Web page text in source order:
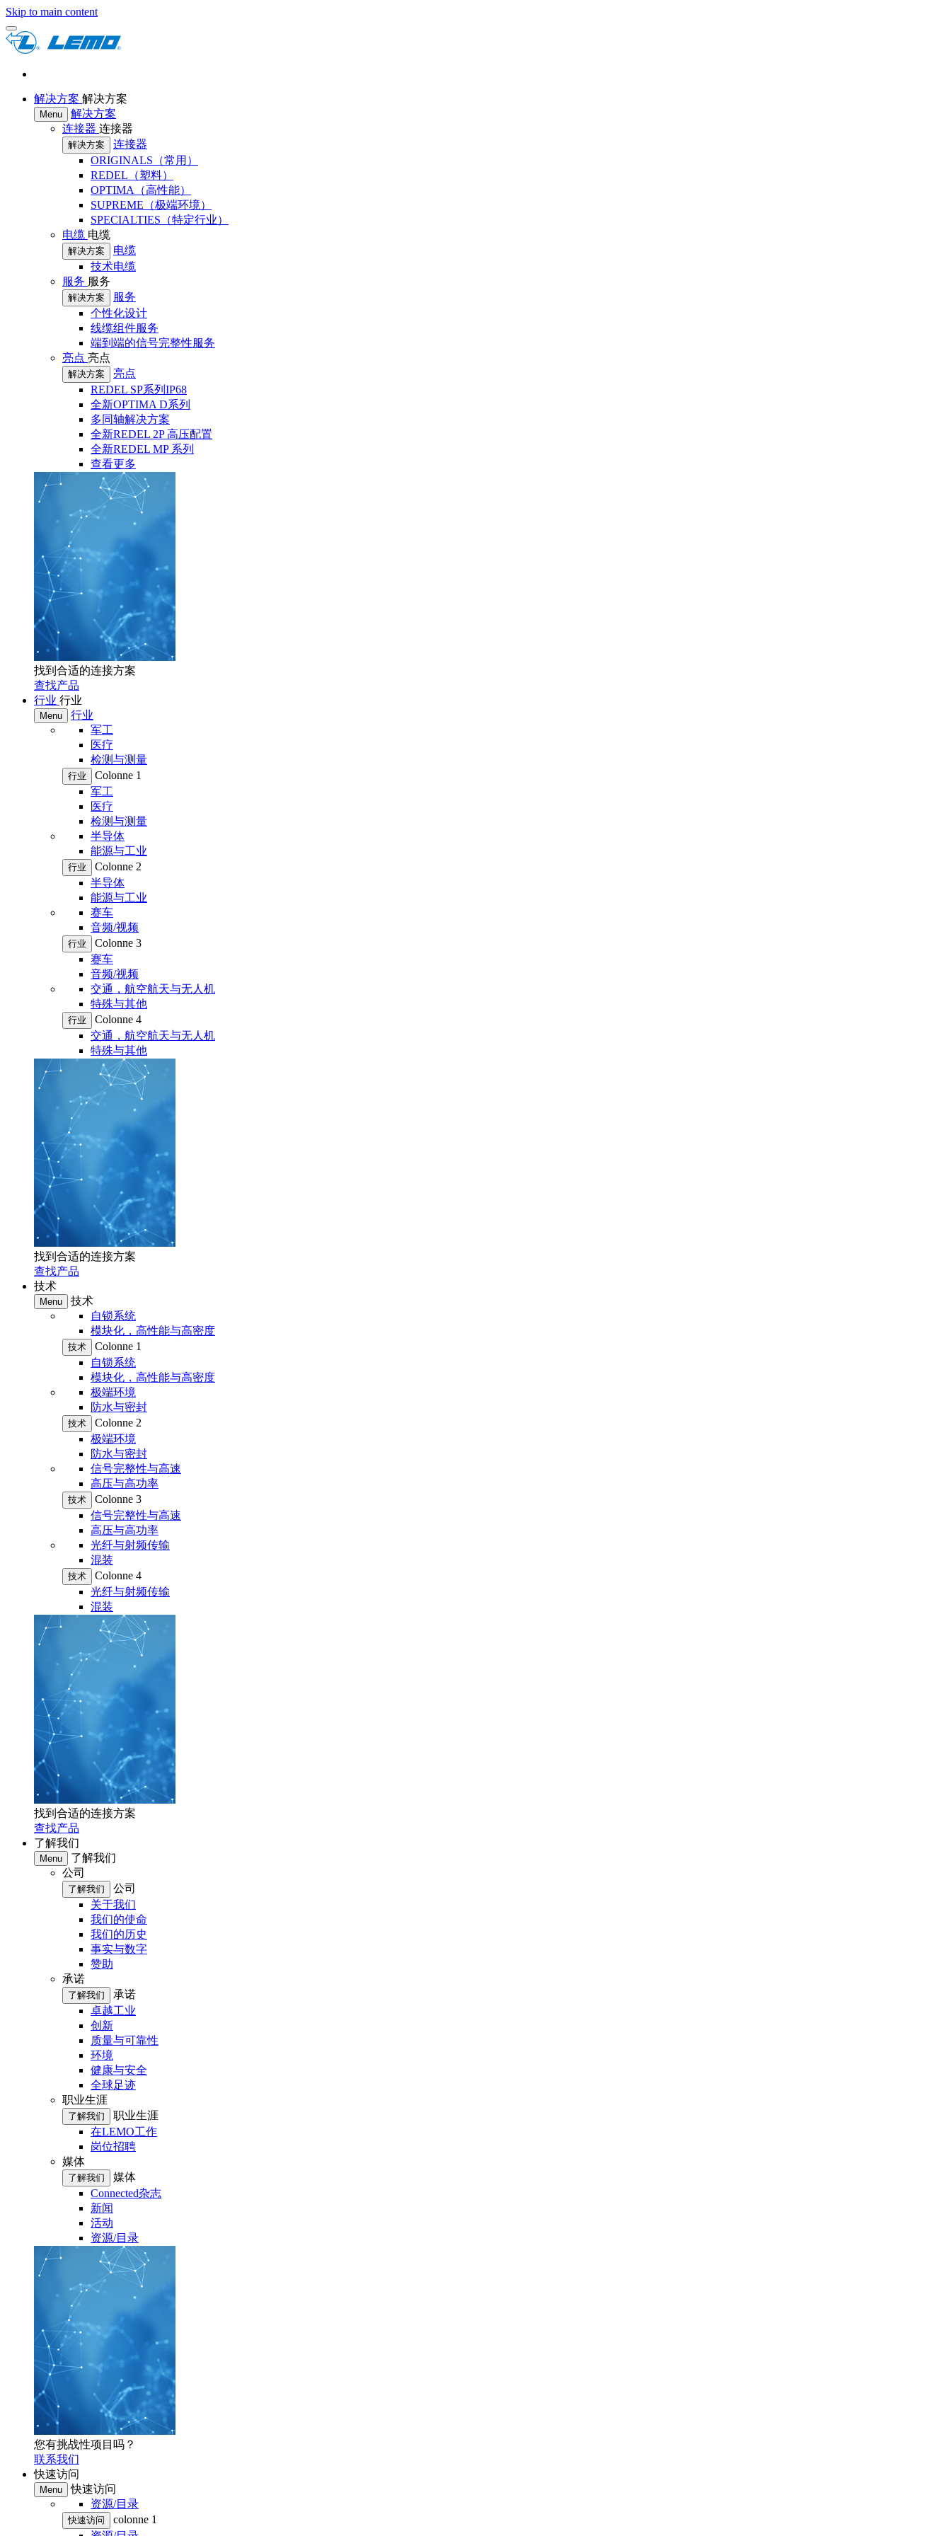
Skip to main content
解决方案 解决方案
Menu
解决方案
连接器 连接器
解决方案
连接器
ORIGINALS（常用）
REDEL（塑料）
OPTIMA（高性能）
SUPREME（极端环境）
SPECIALTIES（特定行业）
电缆 电缆
解决方案
电缆
技术电缆
服务 服务
解决方案
服务
个性化设计
线缆组件服务
端到端的信号完整性服务
亮点 亮点
解决方案
亮点
REDEL SP系列IP68
全新OPTIMA D系列
多同轴解决方案
全新REDEL 2P 高压配置
全新REDEL MP 系列
查看更多
找到合适的连接方案
查找产品
行业 行业
Menu
行业
军工
医疗
检测与测量
行业
Colonne 1
军工
医疗
检测与测量
半导体
能源与工业
行业
Colonne 2
半导体
能源与工业
赛车
音频/视频
行业
Colonne 3
赛车
音频/视频
交通，航空航天与无人机
特殊与其他
行业
Colonne 4
交通，航空航天与无人机
特殊与其他
找到合适的连接方案
查找产品
技术
Menu
技术
自锁系统
模块化，高性能与高密度
技术
Colonne 1
自锁系统
模块化，高性能与高密度
极端环境
防水与密封
技术
Colonne 2
极端环境
防水与密封
信号完整性与高速
高压与高功率
技术
Colonne 3
信号完整性与高速
高压与高功率
光纤与射频传输
混装
技术
Colonne 4
光纤与射频传输
混装
找到合适的连接方案
查找产品
了解我们
Menu
了解我们
公司
了解我们
公司
关于我们
我们的使命
我们的历史
事实与数字
赞助
承诺
了解我们
承诺
卓越工业
创新
质量与可靠性
环境
健康与安全
全球足迹
职业生涯
了解我们
职业生涯
在LEMO工作
岗位招聘
媒体
了解我们
媒体
Connected杂志
新闻
活动
资源/目录
您有挑战性项目吗？
联系我们
快速访问
Menu
快速访问
资源/目录
快速访问
colonne 1